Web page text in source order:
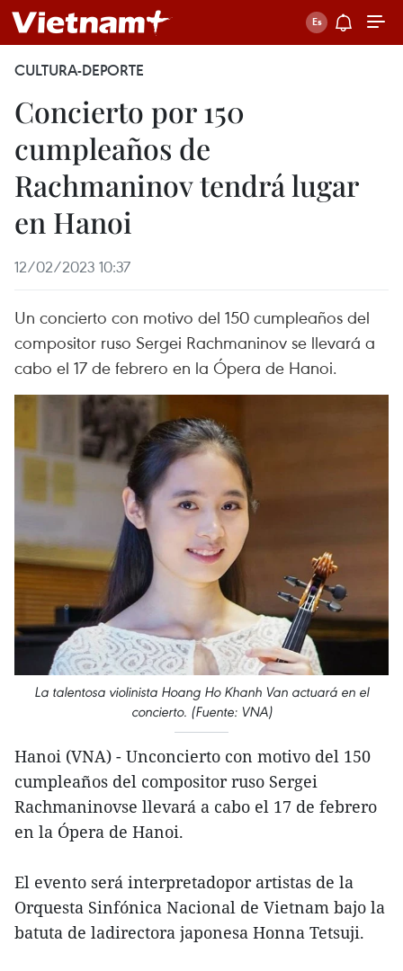
CULTURA-DEPORTE
Concierto por 150
cumpleaños de
Rachmaninov tendrá lugar
en Hanoi
12/02/2023 10:37
Un concierto con motivo del 150 cumpleaños del
compositor ruso Sergei Rachmaninov se llevará a
cabo el 17 de febrero en la Ópera de Hanoi.
La talentosa violinista Hoang Ho Khanh Van actuará en el
concierto. (Fuente: VNA)
Hanoi (VNA) - Unconcierto con motivo del 150
cumpleaños del compositor ruso Sergei
Rachmaninovse llevará a cabo el 17 de febrero
en la Ópera de Hanoi.
El evento será interpretadopor artistas de la
Orquesta Sinfónica Nacional de Vietnam bajo la
batuta de ladirectora japonesa Honna Tetsuji.